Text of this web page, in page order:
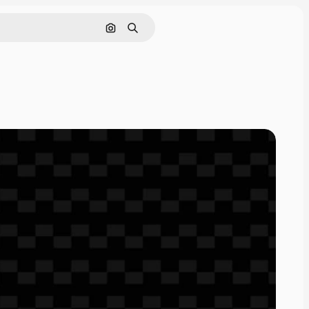
Поиск по изображению
Поиск